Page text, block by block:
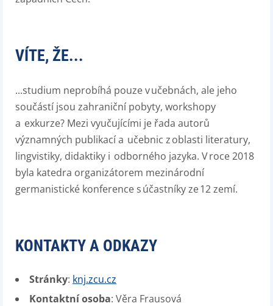
VÍTE, ŽE...
...studium neprobíhá pouze v učebnách, ale jeho
součástí jsou zahraniční pobyty, workshopy
a exkurze? Mezi vyučujícími je řada autorů
významných publikací a učebnic z oblasti literatury,
lingvistiky, didaktiky i odborného jazyka. V roce 2018
byla katedra organizátorem mezinárodní
germanistické konference s účastníky ze 12 zemí.
KONTAKTY A ODKAZY
Stránky: knj.zcu.cz
Kontaktní osoba: Věra Frausová